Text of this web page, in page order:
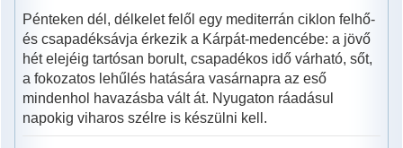
Pénteken dél, délkelet felől egy mediterrán ciklon felhő-
és csapadéksávja érkezik a Kárpát-medencébe: a jövő
hét elejéig tartósan borult, csapadékos idő várható, sőt,
a fokozatos lehűlés hatására vasárnapra az eső
mindenhol havazásba vált át. Nyugaton ráadásul
napokig viharos szélre is készülni kell.